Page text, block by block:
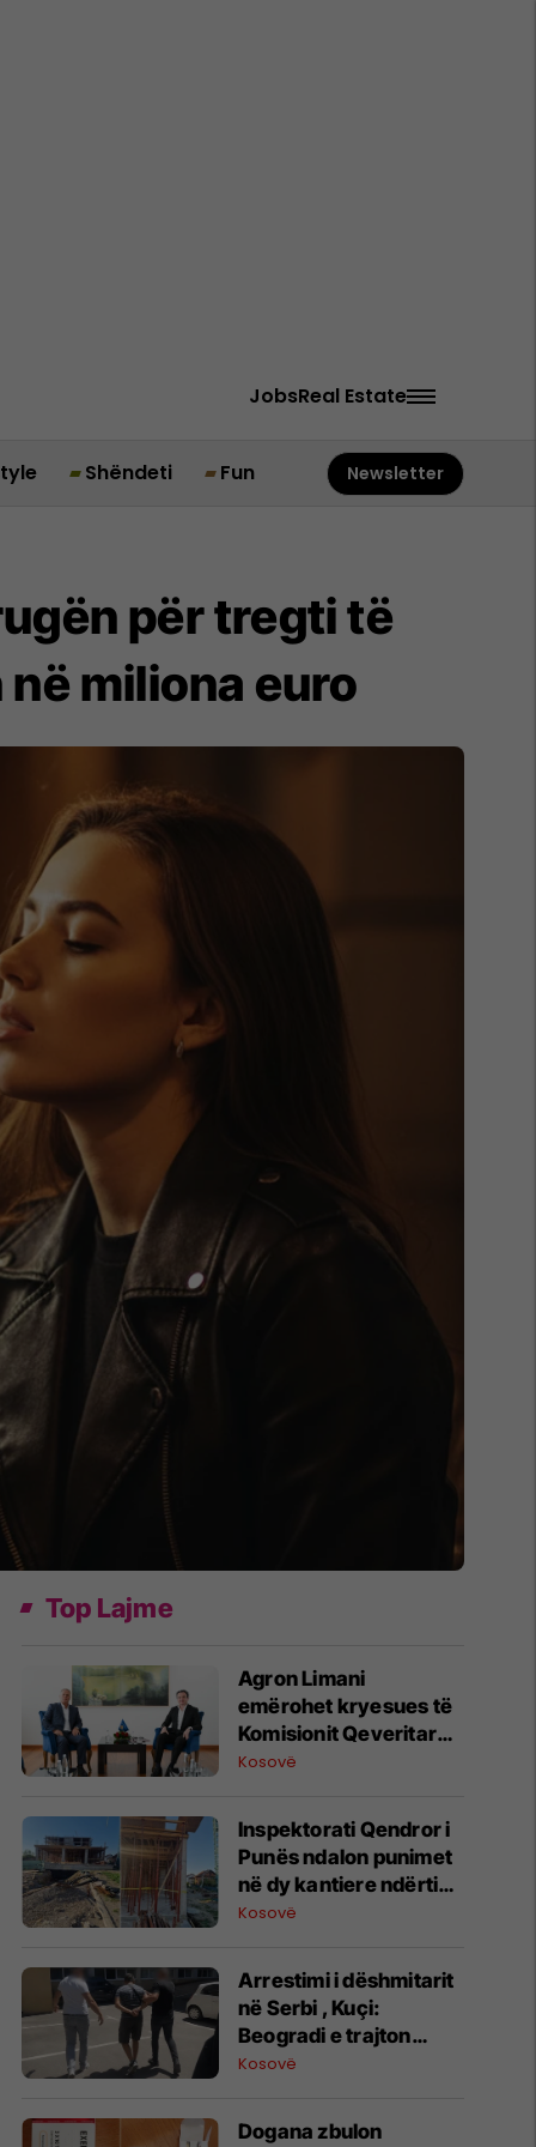
JobsReal Estate
Shëndeti Fun Newsletter
për tregti të
miliona euro
Top Lajme
Agron Limani
emërohet kryesues të
Komisionit Qeveritar
për Persona të
Kosovë
Inspektorati Qendror i
Punës ndalon punimet
në dy kantiere ndërtimi
në Prizren dhe
Kosovë
​Arrestimi i dëshmitarit
në Serbi , Kuçi:
Beogradi e trajton
zbulimin e së vërtetës
frikësohet nga
Kosovë
​Dogana zbulon